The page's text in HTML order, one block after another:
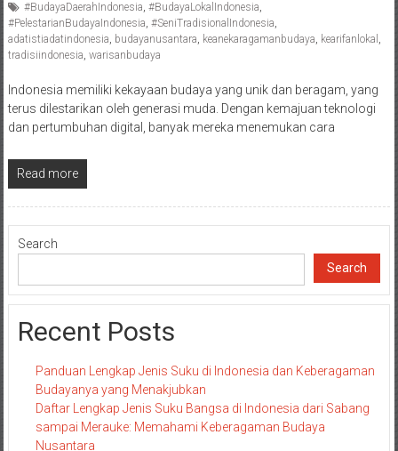
#BudayaDaerahIndonesia, #BudayaLokalIndonesia,
#PelestarianBudayaIndonesia, #SeniTradisionalIndonesia,
adatistiadatindonesia, budayanusantara, keanekaragamanbudaya, kearifanlokal ,
tradisiindonesia, warisanbudaya
Indonesia memiliki kekayaan budaya yang unik dan beragam, yang
terus dilestarikan oleh generasi muda. Dengan kemajuan teknologi
dan pertumbuhan digital, banyak mereka menemukan cara
Read more
Search
Search
Recent Posts
Panduan Lengkap Jenis Suku di Indonesia dan Keberagaman
Budayanya yang Menakjubkan
Daftar Lengkap Jenis Suku Bangsa di Indonesia dari Sabang
sampai Merauke: Memahami Keberagaman Budaya
Nusantara